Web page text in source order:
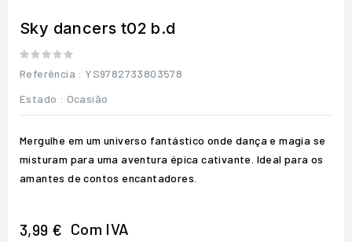
Sky dancers t02 b.d
Referência : YS9782733803578
Estado : Ocasião
Mergulhe em um universo fantástico onde dança e magia se
misturam para uma aventura épica cativante. Ideal para os
amantes de contos encantadores.
3,99 € Com IVA